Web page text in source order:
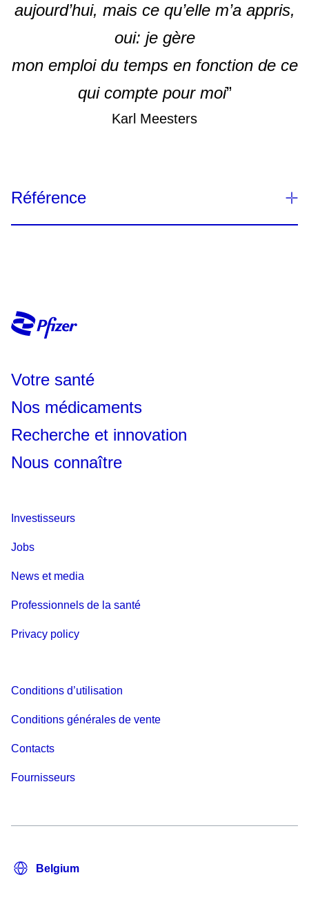
aujourd’hui, mais ce qu’elle m’a appris,
oui: je gère
mon emploi du temps en fonction de ce
qui compte pour moi”
Karl Meesters
Référence
Lancet Oncology
Votre santé
Nos médicaments
Recherche et innovation
Nous connaître
Investisseurs
Jobs
News et media
Professionnels de la santé
Privacy policy
Conditions d’utilisation
Conditions générales de vente
Contacts
Fournisseurs